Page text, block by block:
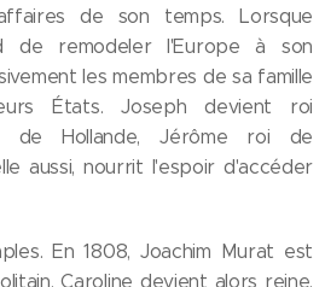
de son temps. Lorsque
de remodeler l'Europe à son
les membres de sa famille
États. Joseph devient roi
de Hollande, Jérôme roi de
aussi, nourrit l'espoir d'accéder
En 1808, Joachim Murat est
Caroline devient alors reine.